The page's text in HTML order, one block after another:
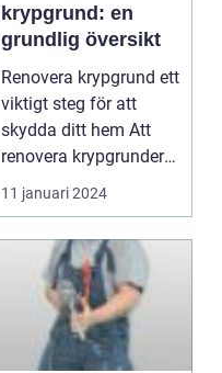
krypgrund: en
grundlig översikt
Renovera krypgrund ett
viktigt steg för att
skydda ditt hem Att
renovera krypgrunder
är en viktig ...
11 januari 2024